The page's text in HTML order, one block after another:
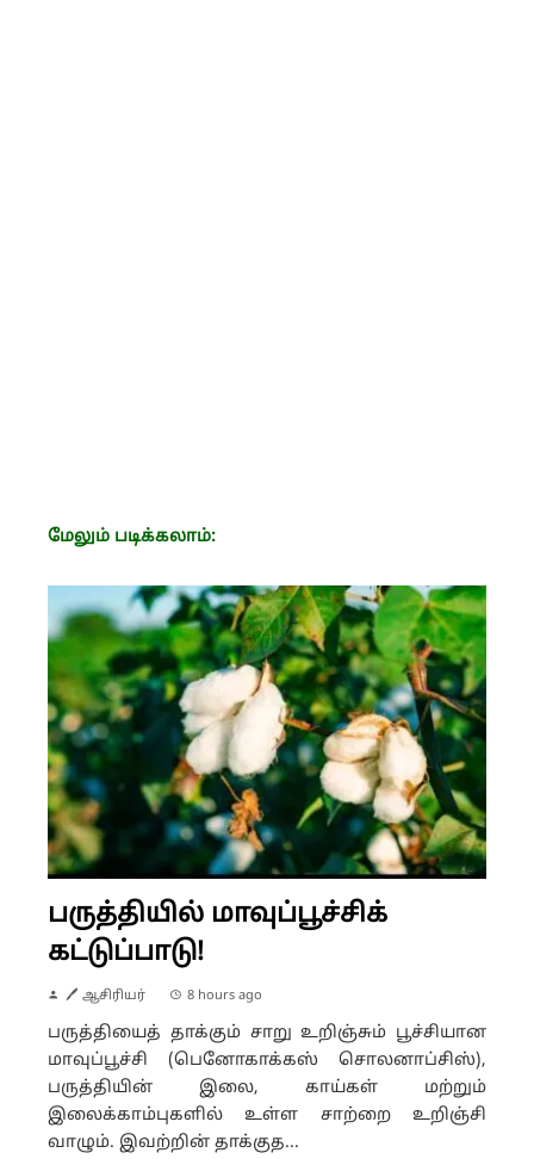
மேலும் படிக்கலாம்:
பருத்தியில் மாவுப்பூச்சிக்
கட்டுப்பாடு!
🖊 ஆசிரியர் 8 hours ago
பருத்தியைத் தாக்கும் சாறு உறிஞ்சும் பூச்சியான
மாவுப்பூச்சி (பெனோகாக்கஸ் சொலனாப்சிஸ்),
பருத்தியின் இலை, காய்கள் மற்றும்
இலைக்காம்புகளில் உள்ள சாற்றை உறிஞ்சி
வாழும். இவற்றின் தாக்குத...